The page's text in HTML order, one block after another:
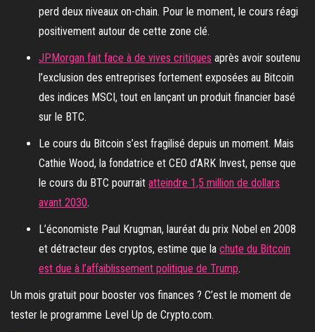
perd deux niveaux on-chain. Pour le moment, le cours réagi
positivement autour de cette zone clé.
JPMorgan fait face à de vives critiques après avoir soutenu
l’exclusion des entreprises fortement exposées au Bitcoin
des indices MSCI, tout en lançant un produit financier basé
sur le BTC.
Le cours du Bitcoin s’est fragilisé depuis un moment. Mais
Cathie Wood, la fondatrice et CEO d’ARK Invest, pense que
le cours du BTC pourrait atteindre 1,5 million de dollars
avant 2030.
L’économiste Paul Krugman, lauréat du prix Nobel en 2008
et détracteur des cryptos, estime que la chute du Bitcoin
est due à l’affaiblissement politique de Trump.
Un mois gratuit pour booster vos finances ? C’est le moment de
tester le programme Level Up de Crypto.com.